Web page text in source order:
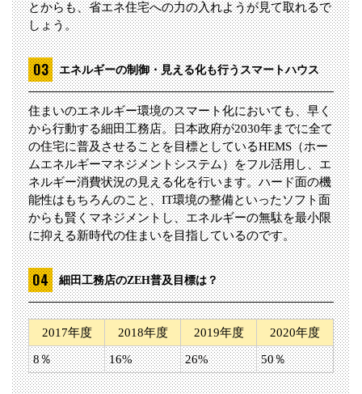
とからも、省エネ住宅への力の入れようが見て取れるで
しょう。
エネルギーの制御・見える化も行うスマートハウス
住まいのエネルギー環境のスマート化においても、早く
から行動する細田工務店。日本政府が2030年までに全て
の住宅に普及させることを目標としているHEMS（ホー
ムエネルギーマネジメントシステム）をフル活用し、エ
ネルギー消費状況の見える化を行います。ハード面の機
能性はもちろんのこと、IT環境の整備といったソフト面
からも賢くマネジメントし、エネルギーの無駄を最小限
に抑える新時代の住まいを目指しているのです。
細田工務店のZEH普及目標は？
2017年度 2018年度 2019年度 2020年度
8％ 16% 26% 50％